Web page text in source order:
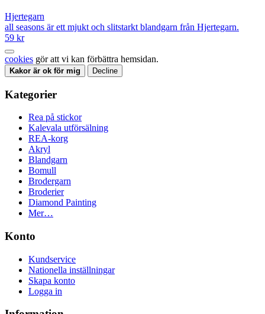
Hjertegarn
all seasons är ett mjukt och slitstarkt blandgarn från Hjertegarn.
59 kr
cookies gör att vi kan förbättra hemsidan.
Kakor är ok för mig Decline
Kategorier
Rea på stickor
Kalevala utförsälning
REA-korg
Akryl
Blandgarn
Bomull
Brodergarn
Broderier
Diamond Painting
Mer…
Konto
Kundservice
Nationella inställningar
Skapa konto
Logga in